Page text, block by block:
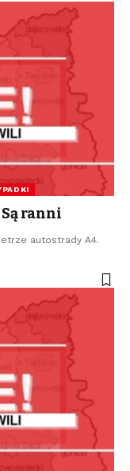
ranni
autostrady A4.